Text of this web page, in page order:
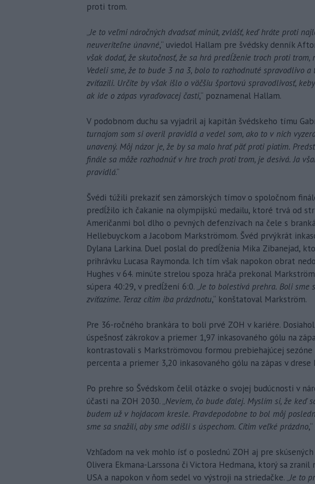
proti trom.
„Je to veľmi náročných dvadsať minút, zvlášť, keď hráte proti
neuveriteľne únavné,“ uviedol Hallam pre švédsky denník
však dodať, že skutočnosť, že sa hrá predĺženie troch proti trom,
Vedeli sme, že to bude 3 na 3, bolo to rozhodnuté spravodlivo a
zvíťazili. Určite by však išlo o väčšiu športovú spravodlivosť,
ak ide o zápas vyraďovacej časti,“ poznamenal Hallam.
V podobnom duchu sa vyjadril aj kapitán švédskeho tímu
turnajom som si overil pravidlá a vedel som, ako to v nich
unavený. Môj názor je, že by sa malo hrať päť proti piatim.
finále sa môže rozhodnúť v hre troch proti trom, je desivá. Ja
pravidlá.“
Švédi túžili prekaziť sen zámorských tímov o spoločnom
predĺžilo ich čakanie na olympijskú medailu, ktoré trvá od
Američanmi bol dlho o pevných defenzívach na čele s
Hellebuyckom a Jacobom Markströmom. Švéd prvýkrát
Dylana Larkina. Duel poslal do predĺženia Mika Zibanejad,
prihrávku Lucasa Raymonda. Ich tím však napokon obrat
Hughes v 64. minúte strelou spoza hráča prekonal
súpera 40:29, v predĺžení 6:0. „Je to bolestivá prehra. Boli sme
zvíťazíme. Teraz cítim iba prázdnotu,“ konštatoval Markström.
Pre 36-ročného brankára to boli prvé ZOH v kariére.
úspešnosť zákrokov a priemer 1,97 inkasovaného gólu na
kontrastovali s Markströmovou formou prebiehajúcej sezóne
percenta a priemer 3,20 inkasovaného gólu na zápas v drese
Po prehre so Švédskom čelil otázke o svojej budúcnosti v
účasti na ZOH 2030. „Neviem, čo bude ďalej. Myslím si, že keď
budem už v hojdacom kresle. Pravdepodobne to bol môj
sme sa snažili, aby sme odišli s úspechom. Cítim veľké prázdno
Vzhľadom na vek mohlo ísť o poslednú ZOH aj pre
Olivera Ekmana-Larssona či Victora Hedmana, ktorý sa zranil
USA a napokon v ňom sedel vo výstroji na striedačke. „Je to